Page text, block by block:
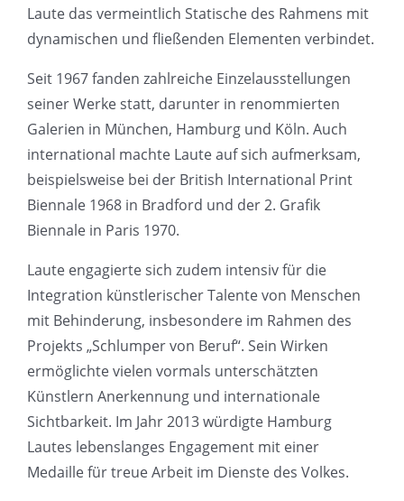
Laute das vermeintlich Statische des Rahmens mit
dynamischen und fließenden Elementen verbindet.
Seit 1967 fanden zahlreiche Einzelausstellungen
seiner Werke statt, darunter in renommierten
Galerien in München, Hamburg und Köln. Auch
international machte Laute auf sich aufmerksam,
beispielsweise bei der British International Print
Biennale 1968 in Bradford und der 2. Grafik
Biennale in Paris 1970.
Laute engagierte sich zudem intensiv für die
Integration künstlerischer Talente von Menschen
mit Behinderung, insbesondere im Rahmen des
Projekts „Schlumper von Beruf“. Sein Wirken
ermöglichte vielen vormals unterschätzten
Künstlern Anerkennung und internationale
Sichtbarkeit. Im Jahr 2013 würdigte Hamburg
Lautes lebenslanges Engagement mit einer
Medaille für treue Arbeit im Dienste des Volkes.